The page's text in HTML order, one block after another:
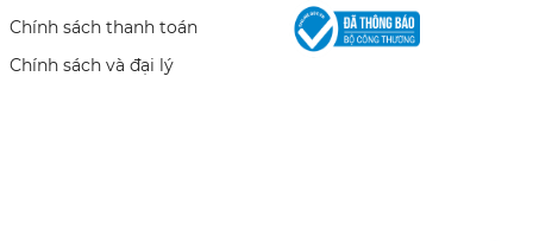
Chính sách thanh toán
Chính sách và đại lý